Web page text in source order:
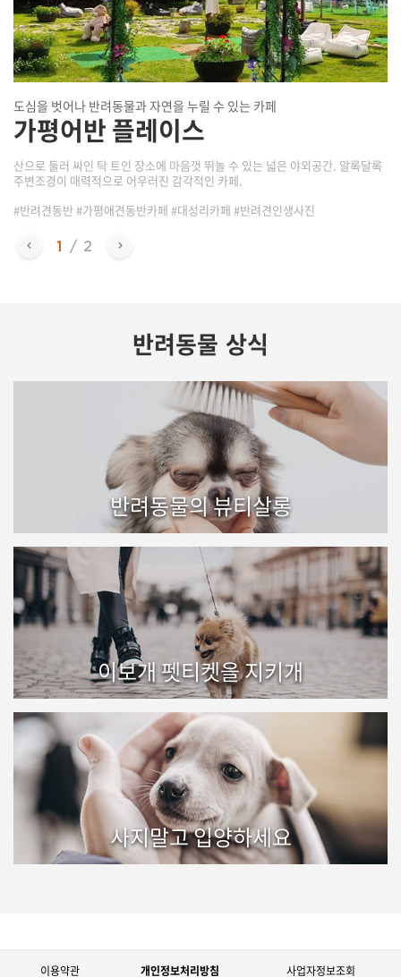
도심을 벗어나 반려동물과 자연을 누릴 수 있는 카페
가평어반 플레이스
산으로 둘러 싸인 탁 트인 장소에 마음껏 뛰놀 수 있는 넓은 야외공간. 알록달록
주변조경이 매력적으로 어우러진 감각적인 카페.
#반려견동반 #가평애견동반카페 #대성리카페 #반려견인생사진
반려동물 상식
반려동물의 뷰티살롱
이보개 펫티켓을 지키개
사지말고 입양하세요
이용약관 개인정보처리방침 사업자정보조회